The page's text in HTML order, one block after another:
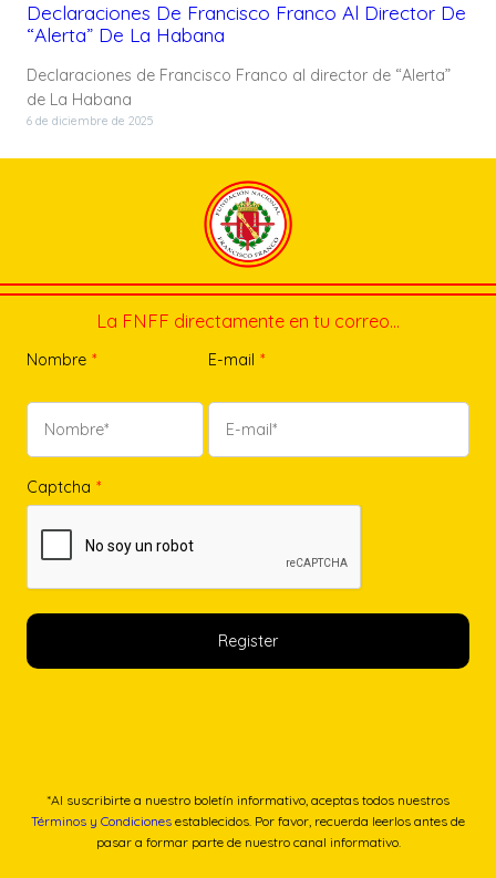
Declaraciones De Francisco Franco Al Director De
“Alerta” De La Habana
Declaraciones de Francisco Franco al director de “Alerta”
de La Habana
6 de diciembre de 2025
La FNFF directamente en tu correo…
Nombre * E-mail *
Captcha *
*Al suscribirte a nuestro boletín informativo, aceptas todos nuestros
Términos y Condiciones establecidos. Por favor, recuerda leerlos antes de
pasar a formar parte de nuestro canal informativo.